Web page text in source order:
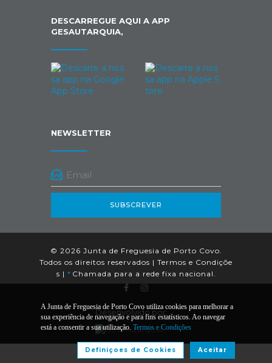
DESCARREGUE AQUI A APP
GESAUTARQUIA,
NEWSLETTER
SUBSCREVER
© 2026 Junta de Freguesia de Porto Covo.
Todos os direitos reservados | Termos e Condiçõe
s | * Chamada para a rede fixa nacional.
Desenvolvido por:
A Junta de Freguesia de Porto Covo utiliza cookies para melhorar a
sua experiência de navegação e para fins estatísticos. Ao navegar
está a consentir a sua utilização. Termos e Condições
Aceitar
Definiçoes de Cookies